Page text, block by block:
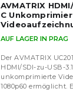
AVMATRIX
C
AUF LAGER IN PRAG
Der AVMATRIX
HDMI/SDI-zu-USB-
unkomprimierte
1080p60 ermöglicht.